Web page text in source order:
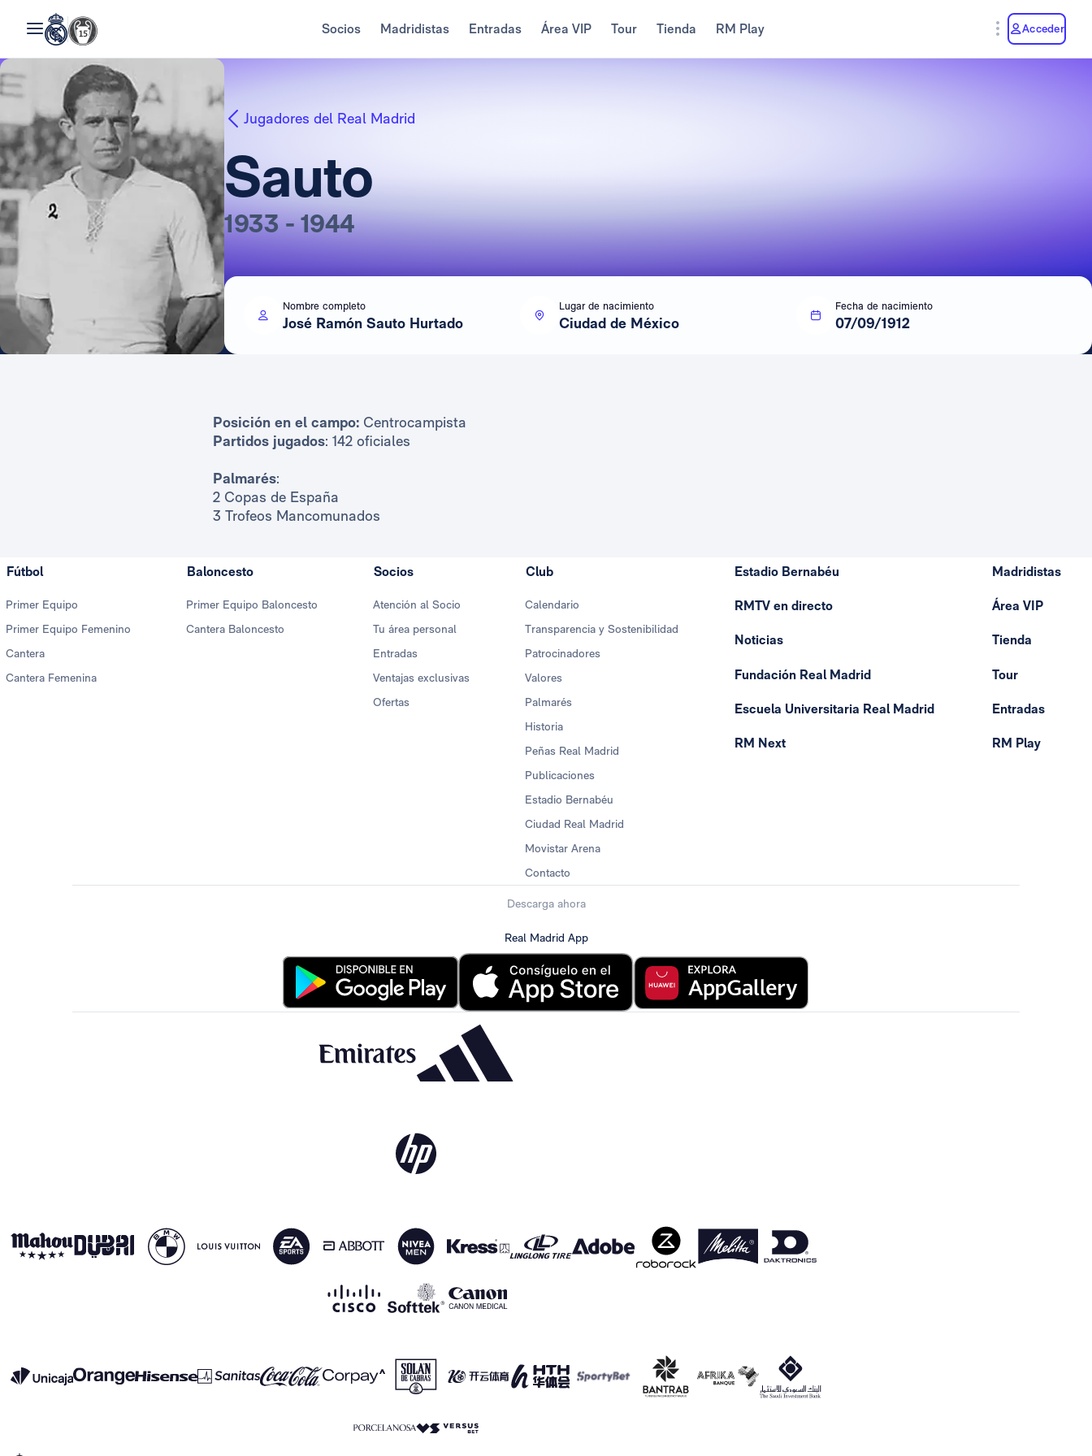
Socios Madridistas Entradas Área VIP Tour Tienda RM Play Acceder
Jugadores del Real Madrid
Sauto
1933 - 1944
Nombre completo
José Ramón Sauto Hurtado
Lugar de nacimiento
Ciudad de México
Fecha de nacimiento
07/09/1912
Posición en el campo:Centrocampista
Partidos jugados: 142 oficiales
Palmarés:
2 Copas de España
3 Trofeos Mancomunados
Fútbol
Primer Equipo
Primer Equipo Femenino
Cantera
Cantera Femenina
Baloncesto
Primer Equipo Baloncesto
Cantera Baloncesto
Socios
Atención al Socio
Tu área personal
Entradas
Ventajas exclusivas
Ofertas
Club
Calendario
Transparencia y Sostenibilidad
Patrocinadores
Valores
Palmarés
Historia
Peñas Real Madrid
Publicaciones
Estadio Bernabéu
Ciudad Real Madrid
Movistar Arena
Contacto
Estadio Bernabéu
RMTV en directo
Noticias
Fundación Real Madrid
Escuela Universitaria Real Madrid
RM Next
Madridistas
Área VIP
Tienda
Tour
Entradas
RM Play
Descarga ahora
Real Madrid App